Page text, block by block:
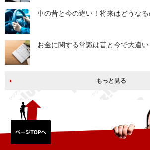
車の昔と今の違い！将来はどうなる
お金に関する常識は昔と今で大違い
もっと見る